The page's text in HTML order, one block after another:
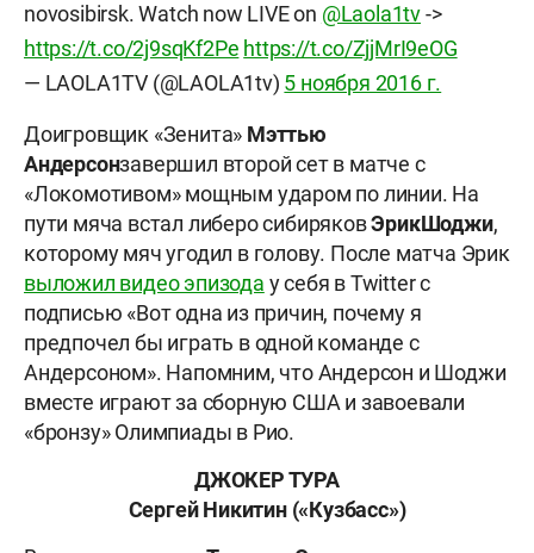
novosibirsk. Watch now LIVE on @Laola1tv->
https://t.co/2j9sqKf2Pe https://t.co/ZjjMrI9eOG
— LAOLA1TV (@LAOLA1tv) 5 ноября 2016 г.
Доигровщик «Зенита» Мэттью
Андерсонзавершил второй сет в матче с
«Локомотивом» мощным ударом по линии. На
пути мяча встал либеро сибиряковЭрикШоджи,
которому мяч угодил в голову. После матча Эрик
выложил видео эпизода у себя в Twitter с
подписью «Вот одна из причин, почему я
предпочел бы играть в одной команде с
Андерсоном». Напомним, что Андерсон и Шоджи
вместе играют за сборную США и завоевали
«бронзу» Олимпиады в Рио.
ДЖОКЕР ТУРА
Сергей Никитин («Кузбасс»)